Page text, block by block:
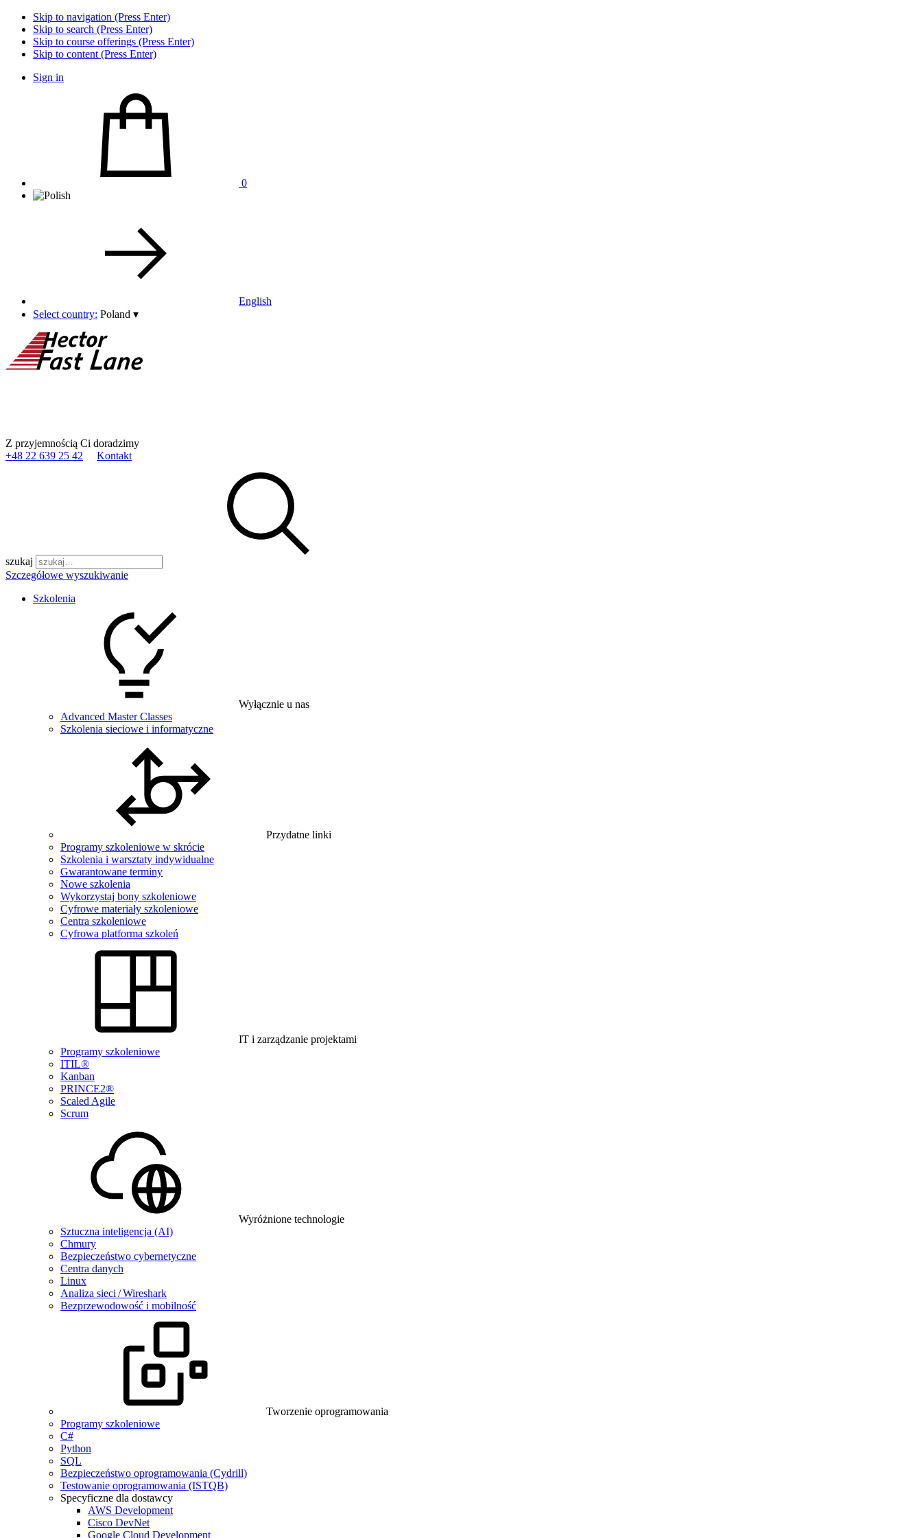
Skip to navigation (Press Enter)
Skip to search (Press Enter)
Skip to course offerings (Press Enter)
Skip to content (Press Enter)
Sign in
0
English
Select country: Poland ▾
Z przyjemnością Ci doradzimy
+48 22 639 25 42
Kontakt
szukaj
Szczegółowe wyszukiwanie
Szkolenia
Wyłącznie u nas
Advanced Master Classes
Szkolenia sieciowe i informatyczne
Przydatne linki
Programy szkoleniowe w skrócie
Szkolenia i warsztaty indywidualne
Gwarantowane terminy
Nowe szkolenia
Wykorzystaj bony szkoleniowe
Cyfrowe materiały szkoleniowe
Centra szkoleniowe
Cyfrowa platforma szkoleń
IT i zarządzanie projektami
Programy szkoleniowe
ITIL®
Kanban
PRINCE2®
Scaled Agile
Scrum
Wyróżnione technologie
Sztuczna inteligencja (AI)
Chmury
Bezpieczeństwo cybernetyczne
Centra danych
Linux
Analiza sieci / Wireshark
Bezprzewodowość i mobilność
Tworzenie oprogramowania
Programy szkoleniowe
C#
Python
SQL
Bezpieczeństwo oprogramowania (Cydrill)
Testowanie oprogramowania (ISTQB)
Specyficzne dla dostawcy
AWS Development
Cisco DevNet
Google Cloud Development